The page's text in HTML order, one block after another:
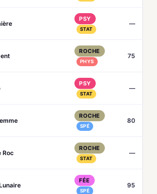
PSY
STAT
—
ROCHE
PHYS
75
PSY
STAT
—
ROCHE
SPÉ
80
Roc
ROCHE
STAT
—
FÉE
SPÉ
95